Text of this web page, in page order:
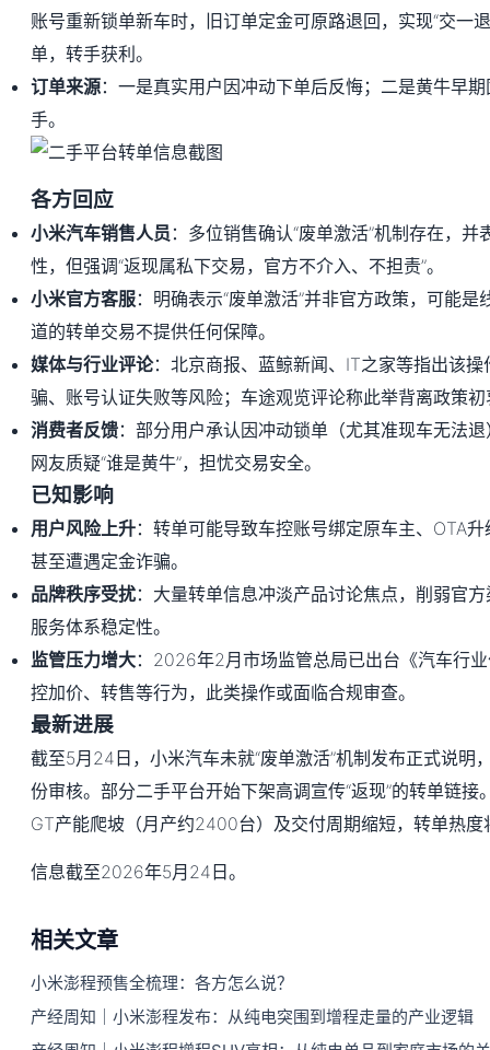
账号重新锁单新车时，旧订单定金可原路退回，实现“交一
单，转手获利。
订单来源：一是真实用户因冲动下单后反悔；二是黄牛早
手。
各方回应
小米汽车销售人员 ：多位销售确认“废单激活”机制存在，
性，但强调“返现属私下交易，官方不介入、不担责”。
小米官方客服：明确表示“废单激活”并非官方政策，可能
道的转单交易不提供任何保障。
媒体与行业评论：北京商报、蓝鲸新闻、IT之家等指出该
骗、账号认证失败等风险；车途观览评论称此举背离政策
消费者反馈：部分用户承认因冲动锁单（尤其准现车无法
网友质疑“谁是黄牛”，担忧交易安全。
已知影响
用户风险上升：转单可能导致车控账号绑定原车主、OTA
甚至遭遇定金诈骗。
品牌秩序受扰：大量转单信息冲淡产品讨论焦点，削弱官
服务体系稳定性。
监管压力增大：2026年2月市场监管总局已出台《汽车行
控加价、转售等行为，此类操作或面临合规审查。
最新进展
截至5月24日，小米汽车未就“废单激活”机制发布正式说明
份审核。部分二手平台开始下架高调宣传“返现”的转单链
GT产能爬坡（月产约2400台）及交付周期缩短，转单热度
信息截至2026年5月24日。
相关文章
小米澎程预售全梳理：各方怎么说？
产经周知｜小米澎程发布：从纯电突围到增程走量的产业逻辑